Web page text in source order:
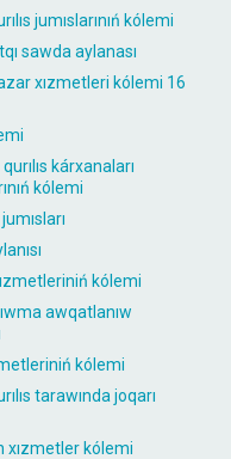
jumıslarınıń kólemi
sawda aylanası
xızmetleri kólemi 16
kárxanaları
kólemi
kólemi
awqatlanıw
kólemi
tarawında joqarı
xızmetler kólemi